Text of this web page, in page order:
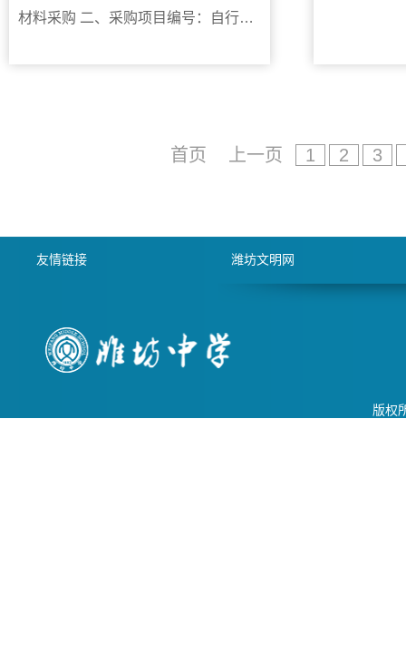
定公休日、法定节假日除外）。2.地
号）3.需发送资料：营业执照原件、
委托书原件扫描件一套。供应商资料
间：2025年
材料采购 二、采购项目编号：自行采
&nbsp;&nbsp;&nbsp; 六、采购方式：
额潍坊中学水暖材料采购潍城区豪德
美日喜水暖洁具批发部山东省潍坊市
区豪德安雅灯饰经销处山东省潍坊市
潍城区豪德光彩贸易广场A-1-4四街43
首页 上一页 1 2 3
版权
友情链接 潍坊文明网